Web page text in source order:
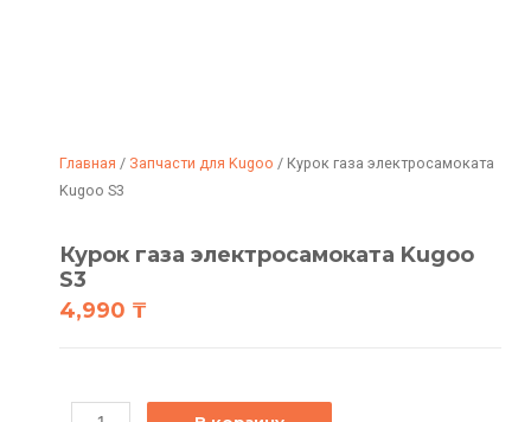
Главная / Запчасти для Kugoo / Курок газа электросамоката
Kugoo S3
Курок газа электросамоката Kugoo
S3
4,990 ₸